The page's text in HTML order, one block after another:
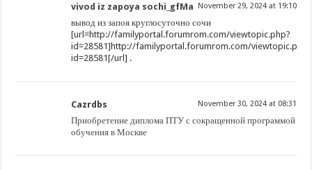
vivod iz zapoya sochi_gfMa November 29, 2024 at 19:10
вывод из запоя круглосуточно сочи
[url=http://familyportal.forumrom.com/viewtopic.php?
id=28581]http://familyportal.forumrom.com/viewtopic.php?
id=28581[/url] .
Cazrdbs November 30, 2024 at 08:31
Приобретение диплома ПТУ с сокращенной программой
обучения в Москве